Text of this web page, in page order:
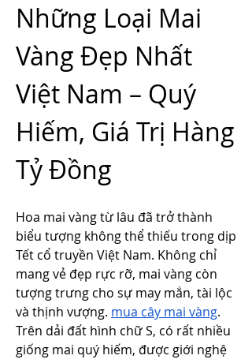
Những Loại Mai
Vàng Đẹp Nhất
Việt Nam – Quý
Hiếm, Giá Trị Hàng
Tỷ Đồng
Hoa mai vàng từ lâu đã trở thành
biểu tượng không thể thiếu trong dịp
Tết cổ truyền Việt Nam. Không chỉ
mang vẻ đẹp rực rỡ, mai vàng còn
tượng trưng cho sự may mắn, tài lộc
và thịnh vượng. mua cây mai vàng.
Trên dải đất hình chữ S, có rất nhiều
giống mai quý hiếm, được giới nghệ